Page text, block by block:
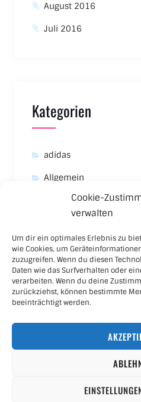
Cookie-
verwalten
Um dir ein optimales Erlebnis zu
wie Cookies, um
zuzugreifen. Wenn du diesen
Daten wie das Surfverhalten oder
verarbeiten. Wenn du deine
zurückziehst, können bestimmte
beeinträchtigt werden.
August 2016
Juli 2016
Kategorien
adidas
Allgemein
New Balance
Nike
Puma